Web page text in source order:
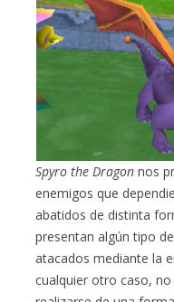
Spyro the Dragon nos
enemigos que
abatidos de distinta
presentan algún tipo
atacados mediante la
cualquier otro caso,